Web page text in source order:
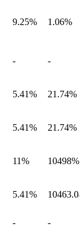
9.25% 1.06%
- -
5.41% 21.74%
5.41% 21.74%
11% 10498%
5.41%
-
-